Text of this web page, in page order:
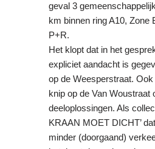
geval 3
km binnen ring A10, Zone
P+R.
Het klopt dat in het
expliciet aandacht is
op de Weesperstraat.
knip op de Van Woustraat
deeloplossingen. Als
KRAAN MOET DICHT’
minder (doorgaand)